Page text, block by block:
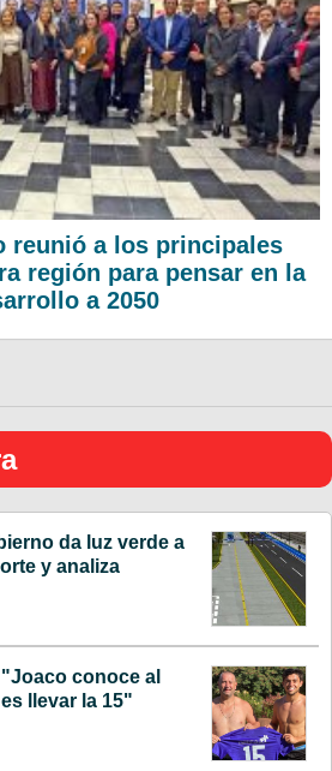
reunió a los principales
región para pensar en la
a 2050
da luz verde a
y analiza
conoce al
llevar la 15"